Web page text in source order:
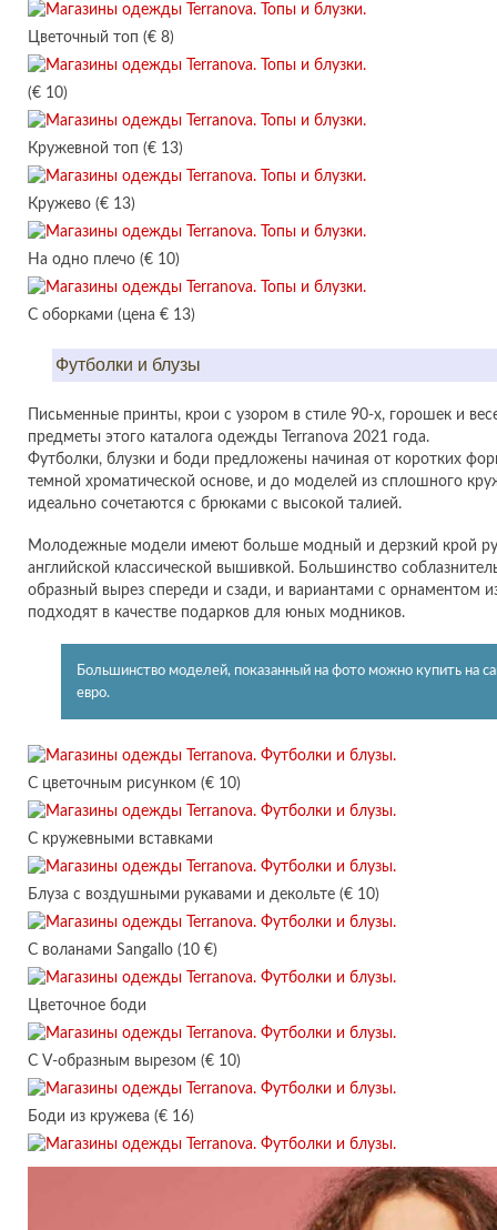
Цветочный топ (€ 8)
(€ 10)
Кружевной топ (€ 13)
Кружево (€ 13)
На одно плечо (€ 10)
С оборками (цена € 13)
Футболки и блузы
Письменные принты, крои с узором в стиле 90-х, горошек и
предметы этого каталога одежды Terranova 2021 года.
Футболки, блузки и боди предложены начиная от коротких
темной хроматической основе, и до моделей из сплошного
идеально сочетаются с брюками с высокой талией.
Молодежные модели имеют больше модный и дерзкий крой
английской классической вышивкой. Большинство
образный вырез спереди и сзади, и вариантами с орнаментом
подходят в качестве подарков для юных модников.
Большинство моделей, показанный на фото можно купить на
евро.
С цветочным рисунком (€ 10)
С кружевными вставками
Блуза с воздушными рукавами и декольте (€ 10)
С воланами Sangallo (10 €)
Цветочное боди
С V-образным вырезом (€ 10)
Боди из кружева (€ 16)